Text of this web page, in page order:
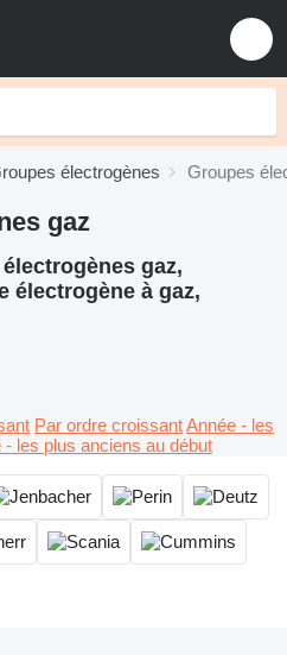
électrogènes Groupes
gaz
gaz,
électrogène à gaz,
Par ordre croissantAnnée - les
- les plus anciens au début